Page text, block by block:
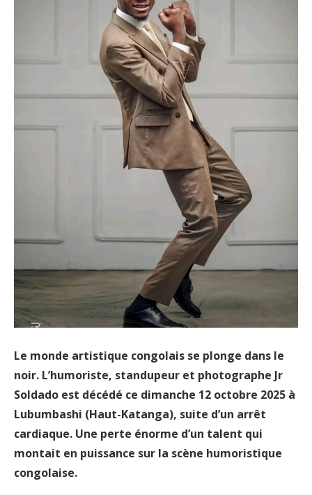
Le monde artistique congolais se plonge dans le
noir. L’humoriste, standupeur et photographe Jr
Soldado est décédé ce dimanche 12 octobre 2025 à
Lubumbashi (Haut-Katanga), suite d’un arrêt
cardiaque. Une perte énorme d’un talent qui
montait en puissance sur la scène humoristique
congolaise.